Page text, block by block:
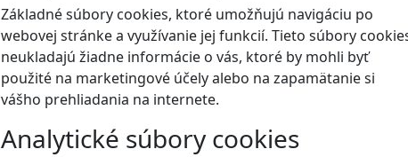
Základné súbory cookies, ktoré umožňujú navigáciu po
webovej stránke a využívanie jej funkcií. Tieto súbory
neukladajú žiadne informácie o vás, ktoré by mohli byť
použité na marketingové účely alebo na zapamätanie si
vášho prehliadania na internete.
Analytické súbory cookies